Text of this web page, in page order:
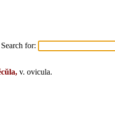
Search for:
v. ovicula.